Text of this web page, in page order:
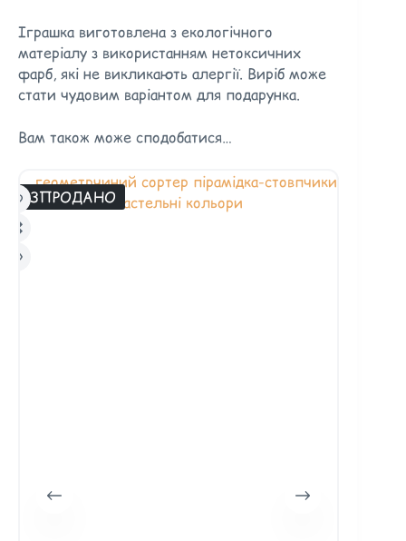
Іграшка виготовлена з екологічного
матеріалу з використанням нетоксичних
фарб, які не викликають алергії. Виріб може
стати чудовим варіантом для подарунка.
Вам також може сподобатися…
РОЗПРОДАНО